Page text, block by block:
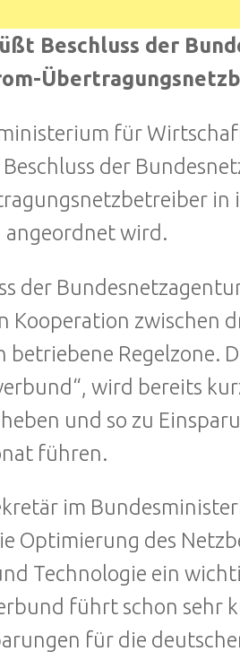
Beschluss der
für
der
in
angeordnet wird.
der
Kooperation zwischen
betriebene Regelzone.
wird bereits
und so zu
führen.
im
Optimierung des
Technologie ein
führt schon sehr
für die